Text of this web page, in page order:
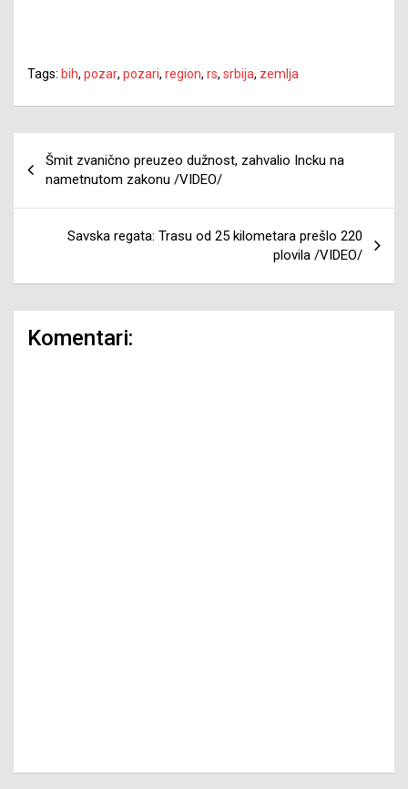
Tags: bih, pozar, pozari, region, rs, srbija, zemlja
Navigacija
članaka
Šmit zvanično preuzeo dužnost, zahvalio Incku na
nametnutom zakonu /VIDEO/
Savska regata: Trasu od 25 kilometara prešlo 220
plovila /VIDEO/
Komentari: